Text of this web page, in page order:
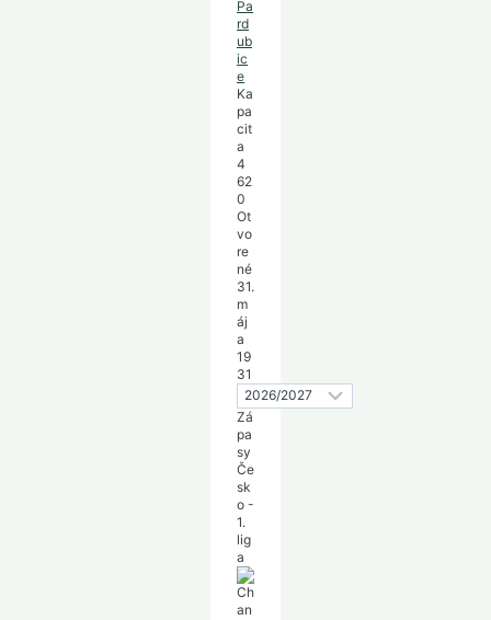
Pa
rd
ub
ic
e
Ka
pa
cit
a
4
62
0
Ot
vo
re
né
31.
m
áj
a
19
31
Zá
pa
sy
Če
sk
o -
1.
lig
a